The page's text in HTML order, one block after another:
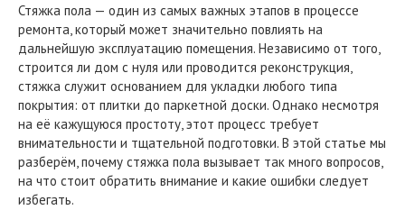
Стяжка пола — один из самых важных этапов в процессе
ремонта, который может значительно повлиять на
дальнейшую эксплуатацию помещения. Независимо от того,
строится ли дом с нуля или проводится реконструкция,
стяжка служит основанием для укладки любого типа
покрытия: от плитки до паркетной доски. Однако несмотря
на её кажущуюся простоту, этот процесс требует
внимательности и тщательной подготовки. В этой статье мы
разберём, почему стяжка пола вызывает так много вопросов,
на что стоит обратить внимание и какие ошибки следует
избегать.